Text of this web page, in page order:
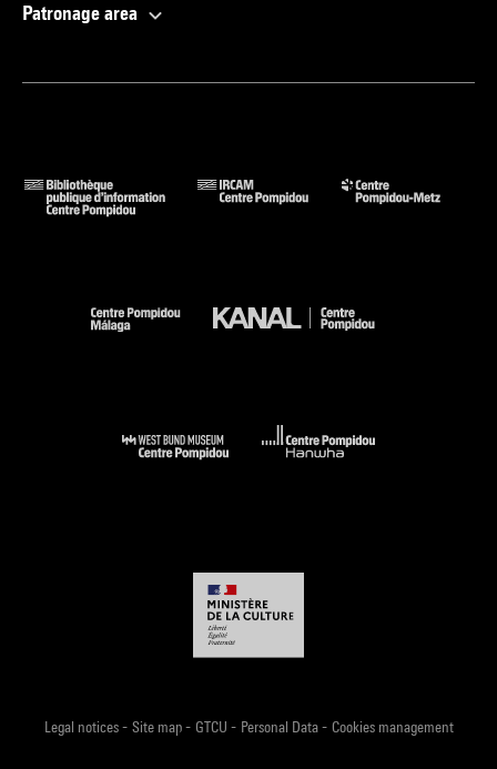
Patronage area
Legal notices- Site map- GTCU - Personal Data- Cookies management